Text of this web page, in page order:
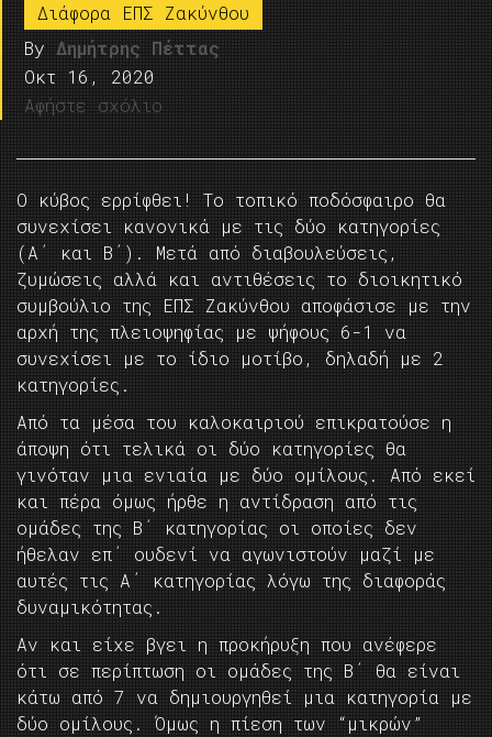
Διάφορα ΕΠΣ Ζακύνθου
By Δημήτρης Πέττας
Οκτ 16, 2020
Αφήστε σχόλιο
Ο κύβος ερρίφθει! Το τοπικό ποδόσφαιρο θα
συνεχίσει κανονικά με τις δύο κατηγορίες
(Α΄ και Β΄). Μετά από διαβουλεύσεις,
ζυμώσεις αλλά και αντιθέσεις το διοικητικό
συμβούλιο της ΕΠΣ Ζακύνθου αποφάσισε με την
αρχή της πλειοψηφίας με ψήφους 6-1 να
συνεχίσει με το ίδιο μοτίβο, δηλαδή με 2
κατηγορίες.
Από τα μέσα του καλοκαιριού επικρατούσε η
άποψη ότι τελικά οι δύο κατηγορίες θα
γινόταν μια ενιαία με δύο ομίλους. Από εκεί
και πέρα όμως ήρθε η αντίδραση από τις
ομάδες της Β΄ κατηγορίας οι οποίες δεν
ήθελαν επ΄ ουδενί να αγωνιστούν μαζί με
αυτές τις Α΄ κατηγορίας λόγω της διαφοράς
δυναμικότητας.
Αν και είχε βγει η προκήρυξη που ανέφερε
ότι σε περίπτωση οι ομάδες της Β΄ θα είναι
κάτω από 7 να δημιουργηθεί μια κατηγορία με
δύο ομίλους. Όμως η πίεση των “μικρών”